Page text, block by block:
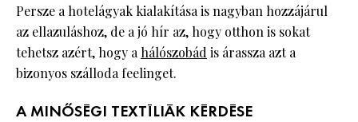
Persze a hotelágyak kialakítása is nagyban hozzájárul
az ellazuláshoz, de a jó hír az, hogy otthon is sokat
tehetsz azért, hogy ahálószobád is árassza azt a
bizonyos szálloda feelinget.
A MINŐSÉGI TEXTÍLIÁK KÉRDÉSE